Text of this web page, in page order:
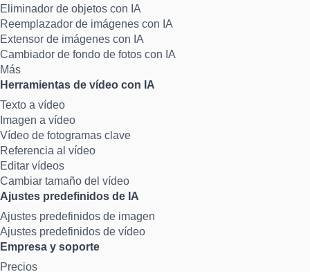
Eliminador de objetos con IA
Reemplazador de imágenes con IA
Extensor de imágenes con IA
Cambiador de fondo de fotos con IA
Más
Herramientas de vídeo con IA
Texto a vídeo
Imagen a vídeo
Vídeo de fotogramas clave
Referencia al vídeo
Editar vídeos
Cambiar tamaño del vídeo
Ajustes predefinidos de IA
Ajustes predefinidos de imagen
Ajustes predefinidos de vídeo
Empresa y soporte
Precios